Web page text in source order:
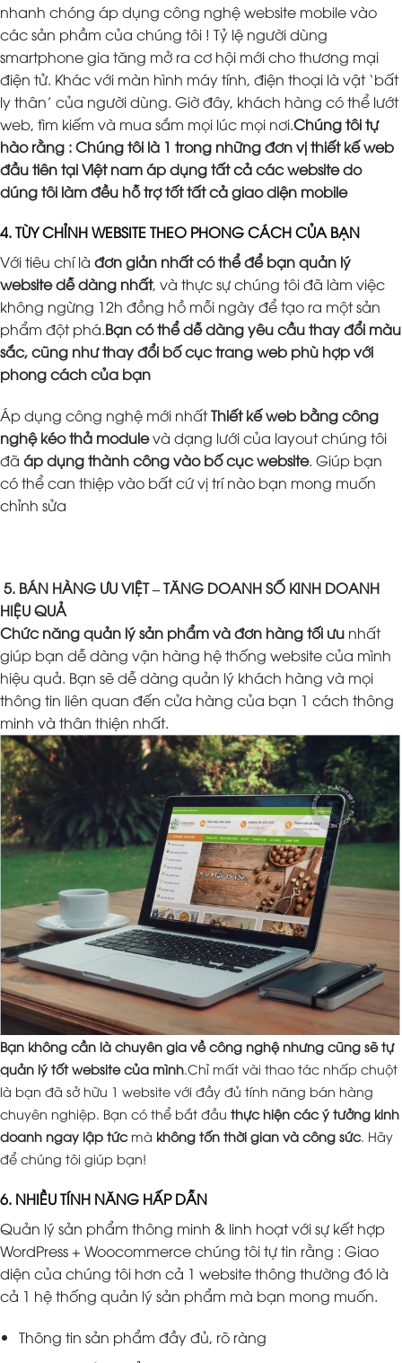
nhanh chóng áp dụng công nghệ website mobile vào
các sản phầm của chúng tôi ! Tỷ lệ người dùng
smartphone gia tăng mở ra cơ hội mới cho thương mại
điện tử. Khác với màn hình máy tính, điện thoại là vật ‘bất
ly thân’ của người dùng. Giờ đây, khách hàng có thể lướt
web, tìm kiếm và mua sắm mọi lúc mọi nơi.Chúng tôi tự
hào rằng : Chúng tôi là 1 trong những đơn vị thiết kế web
đầu tiên tại Việt nam áp dụng tất cả các website do
dúng tôi làm đều hỗ trợ tốt tất cả giao diện mobile
4. TÙY CHỈNH WEBSITE THEO PHONG CÁCH CỦA BẠN
Với tiêu chí là đơn giản nhất có thể để bạn quản lý
website dễ dàng nhất, và thực sự chúng tôi đã làm việc
không ngừng 12h đồng hồ mỗi ngày để tạo ra một sản
phẩm đột phá.Bạn có thể dễ dàng yêu cầu thay đổi màu
sắc, cũng như thay đổi bố cục trang web phù hợp với
phong cách của bạn
Áp dụng công nghệ mới nhấtThiết kế web bằng công
nghệ kéo thả modulevà dạng lưới của layout chúng tôi
đã áp dụng thành công vào bố cục website. Giúp bạn
có thể can thiệp vào bất cứ vị trí nào bạn mong muốn
chỉnh sửa
5. BÁN HÀNG ƯU VIỆT – TĂNG DOANH SỐ KINH DOANH
HIỆU QUẢ
Chức năng quản lý sản phẩm và đơn hàng tối ưu nhất
giúp bạn dễ dàng vận hàng hệ thống website của mình
hiệu quả. Bạn sẽ dễ dàng quản lý khách hàng và mọi
thông tin liên quan đến cửa hàng của bạn 1 cách thông
minh và thân thiện nhất.
Bạn không cần là chuyên gia về công nghệ nhưng cũng sẽ tự
quản lý tốt website của mình .Chỉ mất vài thao tác nhấp chuột
là bạn đã sở hữu 1 website với đầy đủ tính năng bán hàng
chuyên nghiệp. Bạn có thể bắt đầu thực hiện các ý tưởng kinh
doanh ngay lập tứcmà không tốn thời gian và công sức. Hãy
để chúng tôi giúp bạn!
6. NHIỀU TÍNH NĂNG HẤP DẪN
Quản lý sản phẩm thông minh & linh hoạt với sự kết hợp
WordPress + Woocommerce chúng tôi tự tin rằng : Giao
diện của chúng tôi hơn cả 1 website thông thường đó là
cả 1 hệ thống quản lý sản phẩm mà bạn mong muốn.
Thông tin sản phẩm đầy đủ, rõ ràng